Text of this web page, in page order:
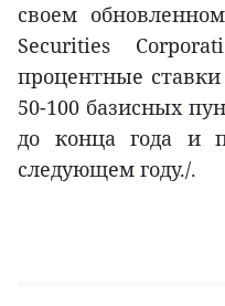
своем
Securities
процентные
50-100 базисных
до конца года и
следующем году./.